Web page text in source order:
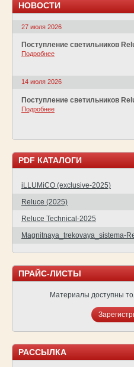
НОВОСТИ
27 июля 2026
Поступление светильников
Подробнее
14 июля 2026
Поступление светильников
Подробнее
PDF КАТАЛОГИ
iLLUMiCO (exclusive-2025)
Reluce (2025)
Reluce Technical-2025
Magnitnaya_trekovaya_sistema-
ПРАЙС-ЛИСТЫ
Материалы доступны
РАССЫЛКА